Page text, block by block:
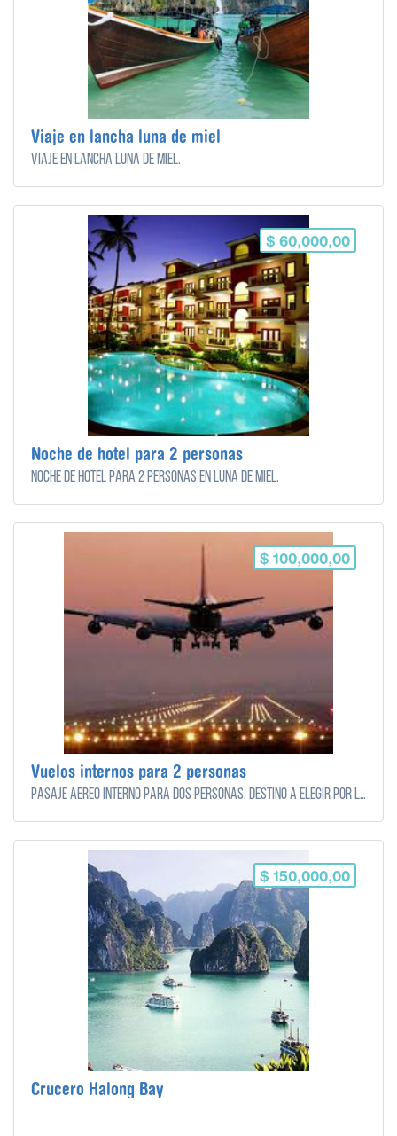
Viaje en lancha luna de miel
Viaje en lancha luna de miel.
$ 60,000,00
Noche de hotel para 2 personas
Noche de hotel para 2 personas en luna de miel.
$ 100,000,00
Vuelos internos para 2 personas
Pasaje aereo interno para dos personas. Destino a elegir por los novios.
$ 150,000,00
Crucero Halong Bay